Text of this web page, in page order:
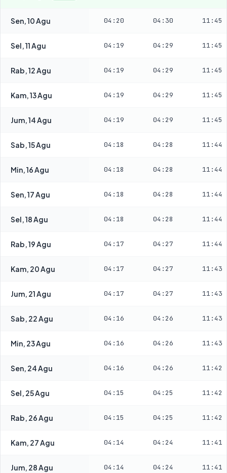
Sen, 10 Agu 04:20 04:30 11:45
Sel, 11 Agu 04:19 04:29 11:45
Rab, 12 Agu 04:19 04:29 11:45
Kam, 13 Agu 04:19 04:29 11:45
Jum, 14 Agu 04:19 04:29 11:45
Sab, 15 Agu 04:18 04:28 11:44
Min, 16 Agu 04:18 04:28 11:44
Sen, 17 Agu 04:18 04:28 11:44
Sel, 18 Agu 04:18 04:28 11:44
Rab, 19 Agu 04:17 04:27 11:44
Kam, 20 Agu 04:17 04:27 11:43
Jum, 21 Agu 04:17 04:27 11:43
Sab, 22 Agu 04:16 04:26 11:43
Min, 23 Agu 04:16 04:26 11:43
Sen, 24 Agu 04:16 04:26 11:42
Sel, 25 Agu 04:15 04:25 11:42
Rab, 26 Agu 04:15 04:25 11:42
Kam, 27 Agu 04:14 04:24 11:41
Jum, 28 Agu 04:14 04:24 11:41